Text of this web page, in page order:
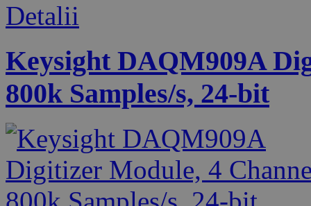
Detalii
Keysight DAQM909A
800k Samples/s, 24-bit